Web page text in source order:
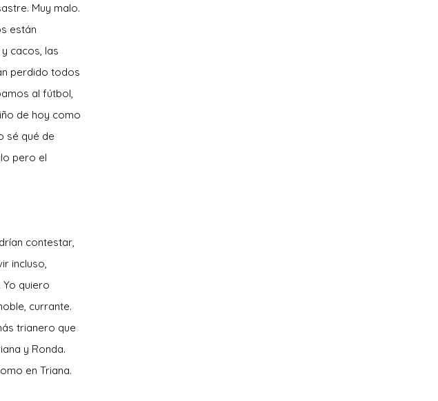
Muy malo.
están
cacos, las
perdido todos
al fútbol,
de hoy como
sé qué de
pero el
contestar,
incluso,
quiero
currante.
trianero que
y Ronda.
en Triana.